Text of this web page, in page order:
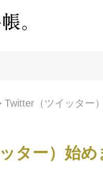
Twitter（ツイッター
ター）始め